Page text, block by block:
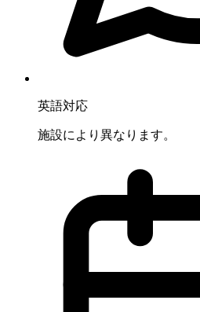
英語対応
施設により異なります。